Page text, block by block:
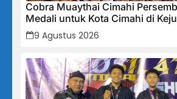
Cobra Muaythai Cimahi
Medali untuk Kota Cimahi di
Indonesia 2026
9 Agustus 2026